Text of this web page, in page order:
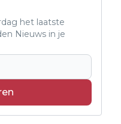
het laatste
Nieuws in je